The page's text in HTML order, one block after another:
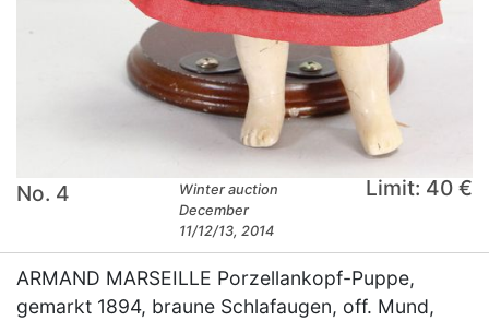
No. 4
Winter auction
December
11/12/13, 2014
Limit: 40 €
ARMAND MARSEILLE Porzellankopf-Puppe,
gemarkt 1894, braune Schlafaugen, off. Mund,